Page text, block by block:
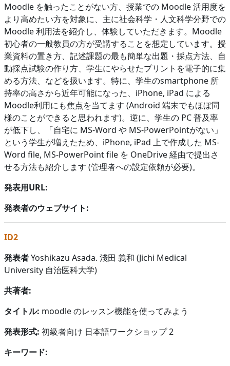
Moodle を触ったことがない方、授業での Moodle 活用度を
より高めたい方を対象に、主に社会科学・人文科学分野での
Moodle 利用法を紹介し、体験していただきます。Moodle
初心者の一般教員の方が受講することを想定しています。授
業資料の置き方、記述課題の最も簡単な出題・採点方法、自
動採点試験の作り方、学生にやらせたプリントを電子的に集
める方法、などを扱います。特に、学生のsmartphone 所
持率の高さから近年可能になった、iPhone, iPad による
Moodle利用にも焦点を当てます (Android 端末でもほぼ同
様のことができると思われます)。逆に、学生の PC 普及率
が低下し、「自宅に MS-Word や MS-PowerPointがない」
という学生が増えたため、iPhone, iPad 上で作成した MS-
Word file, MS-PowerPoint file を OneDrive 経由で提出さ
せる方法も紹介します (管理者への設定依頼が必要)。
発表用URL:
発表者のウェブサイト:
ID2
発表者Yoshikazu Asada. 淺田 義和 (Jichi Medical
University 自治医科大学)
共著者:
タイトル: moodle のレッスン機能を使ってみよう
発表形式: 初級者向け 日本語ワークショップ 2
キーワード: